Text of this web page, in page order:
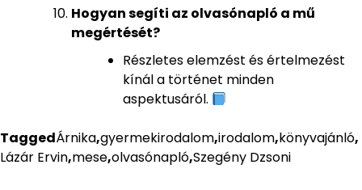
Hogyan segíti az olvasónapló a mű
megértését?
Részletes elemzést és értelmezést
kínál a történet minden
aspektusáról.
TaggedÁrnika,gyermekirodalom,irodalom,könyvajánló,
Lázár Ervin,mese,olvasónapló,Szegény Dzsoni